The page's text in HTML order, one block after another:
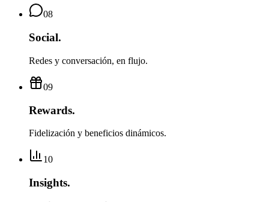
08
Social.
Redes y conversación, en flujo.
09
Rewards.
Fidelización y beneficios dinámicos.
10
Insights.